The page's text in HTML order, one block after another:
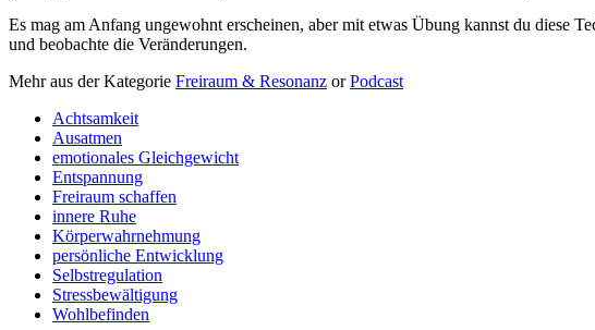
Es mag am Anfang ungewohnt erscheinen, aber mit etwas Übung kannst du diese
und beobachte die Veränderungen.
Mehr aus der Kategorie Freiraum & Resonanz orPodcast
Achtsamkeit
Ausatmen
emotionales Gleichgewicht
Entspannung
Freiraum schaffen
innere Ruhe
Körperwahrnehmung
persönliche Entwicklung
Selbstregulation
Stressbewältigung
Wohlbefinden